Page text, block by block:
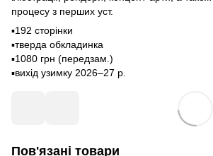
процесу з перших уст.
▪️192 сторінки
▪️тверда обкладинка
▪️1080 грн (передзам.)
▪️вихід узимку 2026–27 р.
Пов'язані товари